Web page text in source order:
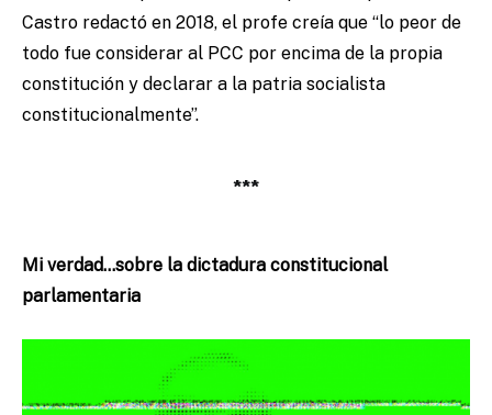
Castro redactó en 2018, el profe creía que “lo peor de
todo fue considerar al PCC por encima de la propia
constitución y declarar a la patria socialista
constitucionalmente”.
***
Mi verdad…sobre la dictadura constitucional
parlamentaria